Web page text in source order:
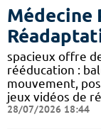
Médecine
spacieux offre
rééducation :
mouvement,
jeux vidéos de
28/07/2026 18:44